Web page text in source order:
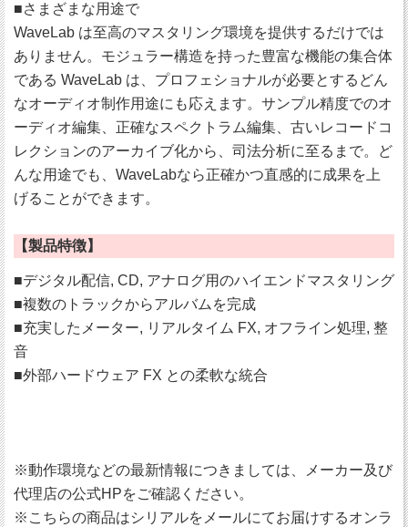
■さまざまな用途で
WaveLab は至高のマスタリング環境を提供するだけでは
ありません。モジュラー構造を持った豊富な機能の集合体
である WaveLab は、プロフェショナルが必要とするどん
なオーディオ制作用途にも応えます。サンプル精度でのオ
ーディオ編集、正確なスペクトラム編集、古いレコードコ
レクションのアーカイブ化から、司法分析に至るまで。ど
んな用途でも、WaveLabなら正確かつ直感的に成果を上
げることができます。
【製品特徴】
■デジタル配信, CD, アナログ用のハイエンドマスタリング
■複数のトラックからアルバムを完成
■充実したメーター, リアルタイム FX, オフライン処理, 整
音
■外部ハードウェア FX との柔軟な統合
※動作環境などの最新情報につきましては、メーカー及び
代理店の公式HPをご確認ください。
※こちらの商品はシリアルをメールにてお届けするオンラ